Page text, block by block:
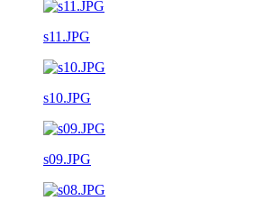
s11.JPG
s10.JPG
s09.JPG